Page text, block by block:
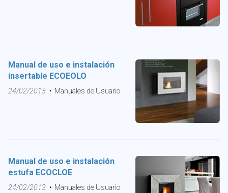
Manual de uso e instalación
insertable ECOEOLO
24/02/2013 Manuales de Usuario
Manual de uso e instalación
estufa ECOCLOE
24/02/2013 Manuales de Usuario